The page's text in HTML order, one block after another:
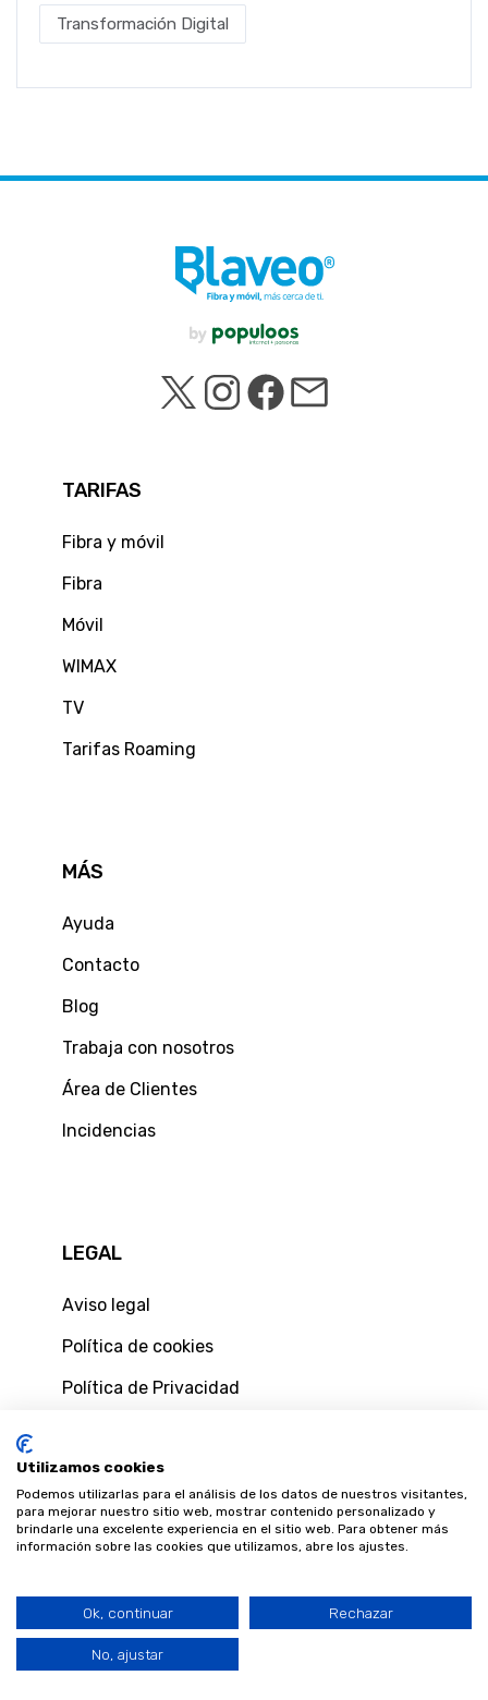
Transformación Digital
TARIFAS
Fibra y móvil
Fibra
Móvil
WIMAX
TV
Tarifas Roaming
MÁS
Ayuda
Contacto
Blog
Trabaja con nosotros
Área de Clientes
Incidencias
LEGAL
Aviso legal
Política de cookies
Política de Privacidad
Condiciones generales de contratación
Condiciones y formulario de desestimiento
2026 Blaveo. Fibra y móvil, más cerca de ti.
Llámeme
Utilizamos cookies
Podemos utilizarlas para el análisis de los datos de nuestros visitantes,
para mejorar nuestro sitio web, mostrar contenido personalizado y
brindarle una excelente experiencia en el sitio web. Para obtener más
información sobre las cookies que utilizamos, abre los ajustes.
Ok, continuar Rechazar
No, ajustar